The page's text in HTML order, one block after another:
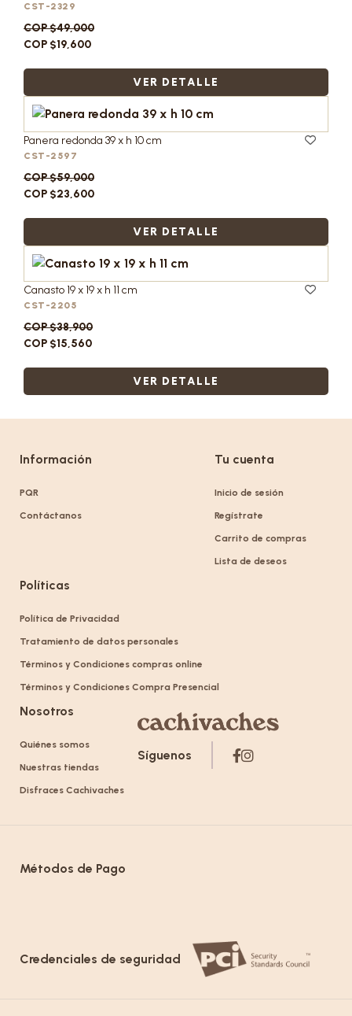
CST-2329
COP $49,000
COP $19,600
VER DETALLE
Panera redonda 39 x h 10 cm
CST-2597
COP $59,000
COP $23,600
VER DETALLE
Canasto 19 x 19 x h 11 cm
CST-2205
COP $38,900
COP $15,560
VER DETALLE
Información
PQR
Contáctanos
Tu cuenta
Inicio de sesión
Regístrate
Carrito de compras
Lista de deseos
Políticas
Política de Privacidad
Tratamiento de datos personales
Términos y Condiciones compras online
Términos y Condiciones Compra Presencial
Nosotros
Quiénes somos
Nuestras tiendas
Disfraces Cachivaches
Síguenos
Métodos de Pago
Credenciales de seguridad